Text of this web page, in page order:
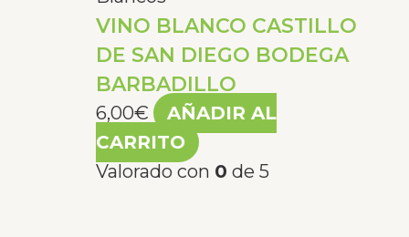
VINO BLANCO CASTILLO
DE SAN DIEGO BODEGA
BARBADILLO
6,00€
AÑADIR AL
CARRITO
Valorado con 0 de 5